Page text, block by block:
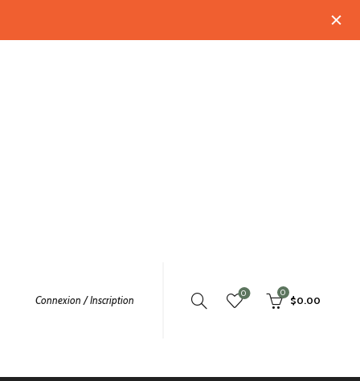
Connexion / Inscription
0 0
$0.00